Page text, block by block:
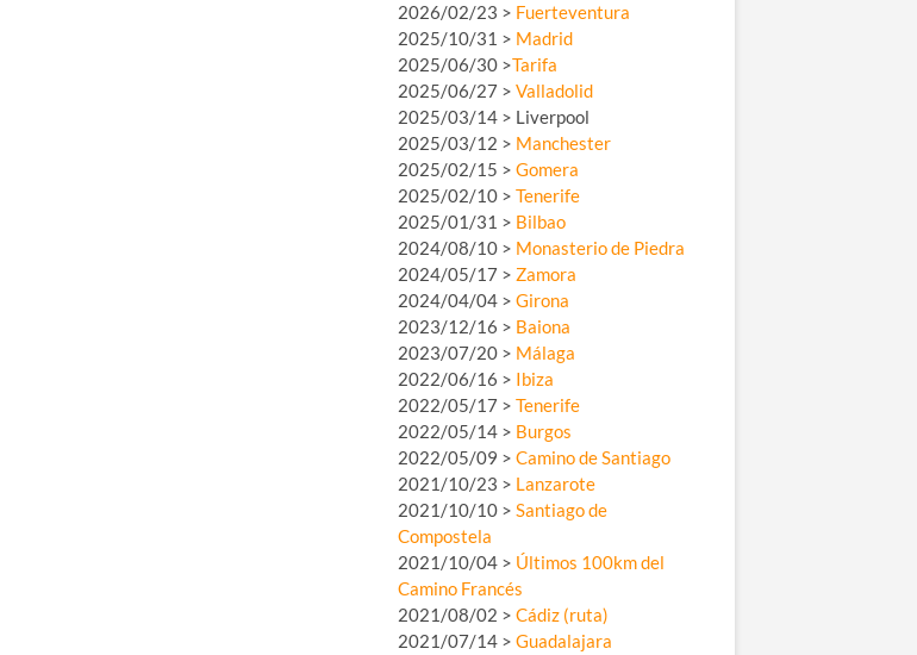
2026/02/23 > Fuerteventura
2025/10/31 > Madrid
2025/06/30 >Tarifa
2025/06/27 > Valladolid
2025/03/14 > Liverpool
2025/03/12 > Manchester
2025/02/15 > Gomera
2025/02/10 > Tenerife
2025/01/31 > Bilbao
2024/08/10 > Monasterio de Piedra
2024/05/17 > Zamora
2024/04/04 > Girona
2023/12/16 > Baiona
2023/07/20 > Málaga
2022/06/16 > Ibiza
2022/05/17 > Tenerife
2022/05/14 > Burgos
2022/05/09 > Camino de Santiago
2021/10/23 > Lanzarote
2021/10/10 > Santiago de
Compostela
2021/10/04 > Últimos 100km del
Camino Francés
2021/08/02 > Cádiz (ruta)
2021/07/14 > Guadalajara